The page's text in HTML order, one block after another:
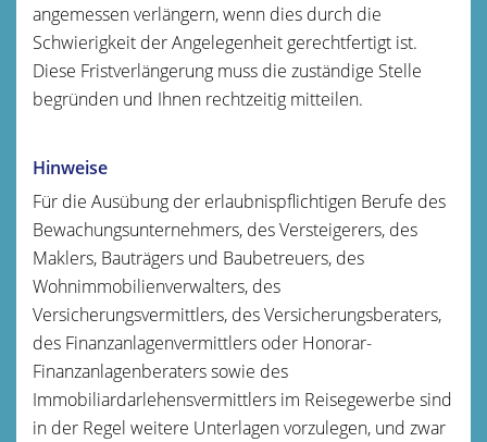
angemessen verlängern, wenn dies durch die
Schwierigkeit der Angelegenheit gerechtfertigt ist.
Diese Fristverlängerung muss die zuständige Stelle
begründen und Ihnen rechtzeitig mitteilen.
Hinweise
Für die Ausübung der erlaubnispflichtigen Berufe des
Bewachungsunternehmers, des Versteigerers, des
Maklers, Bauträgers und Baubetreuers, des
Wohnimmobilienverwalters, des
Versicherungsvermittlers, des Versicherungsberaters,
des Finanzanlagenvermittlers oder Honorar-
Finanzanlagenberaters sowie des
Immobiliardarlehensvermittlers im Reisegewerbe sind
in der Regel weitere Unterlagen vorzulegen, und zwar